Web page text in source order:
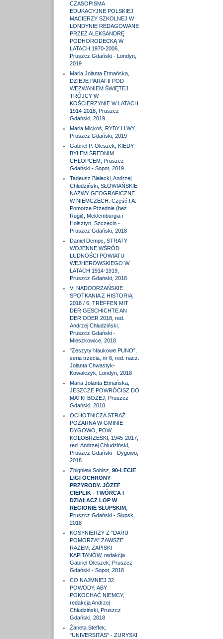
CZASOPISMA
EDUKACYJNE POLSKIEJ
MACIERZY SZKOLNEJ W
LONDYNIE REDAGOWANE
PRZEZ ALEKSANDRĘ
PODHORODECKĄ W
LATACH 1970-2006,
Pruszcz Gdański - Londyn,
2019
Maria Jolanta Etmańska,
DZIEJE PARAFII POD
WEZWANIEM ŚWIĘTEJ
TRÓJCY W
KOŚCIERZYNIE W LATACH
1914-2018, Pruszcz
Gdański, 2019
Maria Mickoś, RYBY I LWY,
Pruszcz Gdański, 2019
Gabriel P. Oleszek, KIEDY
BYŁEM ŚREDNIM
CHŁOPCEM, Pruszcz
Gdański - Sopot, 2019
Tadeusz Białecki, Andrzej
Chludziński, SŁOWIAŃSKIE
NAZWY GEOGRAFICZNE
W NIEMCZECH. Część I A:
Pomorze Przednie (bez
Rugii), Meklemburgia i
Holsztyn, Szczecin -
Pruszcz Gdański, 2018
Daniel Dempc, STRATY
WOJENNE WŚRÓD
LUDNOŚCI POWIATU
WEJHEROWSKIEGO W
LATACH 1914-1919,
Pruszcz Gdański, 2018
VI NADODRZAŃSKIE
SPOTKANIA Z HISTORIĄ
2018 / 6. TREFFEN MIT
DER GESCHICHTE AN
DER ODER 2018, red.
Andrzej Chludziński,
Pruszcz Gdański -
Mieszkowice, 2018
"Zeszyty Naukowe PUNO",
seria trzecia, nr 6, red. nacz.
Jolanta Chwastyk-
Kowalczyk, Londyn, 2018
Maria Jolanta Etmańska,
JESZCZE POWRÓCISZ DO
MATKI BOŻEJ, Pruszcz
Gdański, 2018
OCHOTNICZA STRAŻ
POŻARNA W GMINIE
DYGOWO, POW.
KOŁOBRZESKI, 1945-2017,
red. Andrzej Chludziński,
Pruszcz Gdański - Dygowo,
2018
Zbigniew Sobisz, 90-LECIE
LIGI OCHRONY
PRZYRODY. JÓZEF
CIEPLIK - TWÓRCA I
DZIAŁACZ LOP W
REGIONIE SŁUPSKIM,
Pruszcz Gdański - Słupsk,
2018
KOSYNIERZY Z "DARU
POMORZA" ZAWSZE
RAZEM. ZAPISKI
KAPITANÓW, redakcja
Gabriel Oleszek, Pruszcz
Gdański - Sopot, 2018
CO NAJMNIEJ 32
POWODY, ABY
POKOCHAĆ NIEMCY,
redakcja Andrzej
Chludziński, Pruszcz
Gdański, 2018
Żaneta Steffek,
"UNIVERSITAS" - ZURYSKI